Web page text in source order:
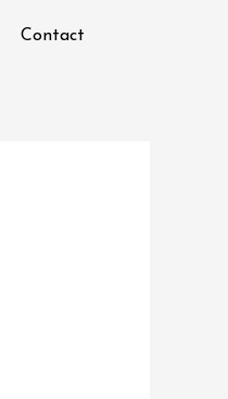
Contact